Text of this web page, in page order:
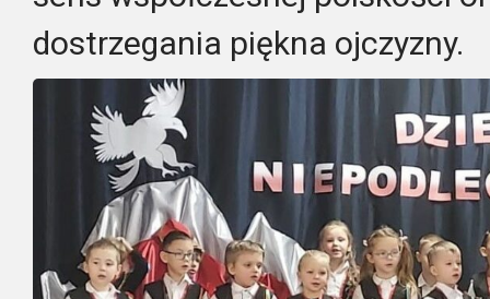
dostrzegania piękna ojczyzny.